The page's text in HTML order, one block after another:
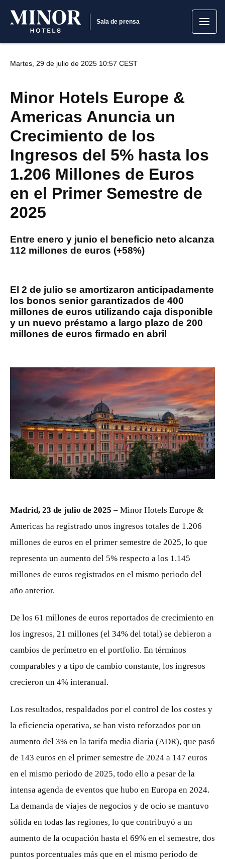
Sala de prensa
Martes, 29 de julio de 2025 10:57 CEST
Minor Hotels Europe &
Americas Anuncia un
Crecimiento de los
Ingresos del 5% hasta los
1.206 Millones de Euros
en el Primer Semestre de
2025
Entre enero y junio el beneficio neto alcanza
112 millones de euros (+58%)
El 2 de julio se amortizaron anticipadamente
los bonos senior garantizados de 400
millones de euros utilizando caja disponible
y un nuevo préstamo a largo plazo de 200
millones de euros firmado en abril
JPG
Madrid, 23 de julio de 2025 – Minor Hotels Europe &
Americas ha registrado unos ingresos totales de 1.206
millones de euros en el primer semestre de 2025, lo que
representa un aumento del 5% respecto a los 1.145
millones de euros registrados en el mismo periodo del
año anterior.
De los 61 millones de euros reportados de crecimiento en
los ingresos, 21 millones (el 34% del total) se debieron a
cambios de perímetro en el portfolio. En términos
comparables y a tipo de cambio constante, los ingresos
crecieron un 4% interanual.
Los resultados, respaldados por el control de los costes y
la eficiencia operativa, se han visto reforzados por un
aumento del 3% en la tarifa media diaria (ADR), que pasó
de 143 euros en el primer semestre de 2024 a 147 euros
en el mismo periodo de 2025, todo ello a pesar de la
intensa agenda de eventos que hubo en Europa en 2024.
La demanda de viajes de negocios y de ocio se mantuvo
sólida en todas las regiones, lo que contribuyó a un
aumento de la ocupación hasta el 69% en el semestre, dos
puntos porcentuales más que en el mismo periodo de